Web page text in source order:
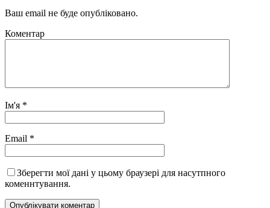
Ваш email не буде опубліковано.
Коментар
Ім'я *
Email *
Зберегти мої дані у цьому браузері для насутпного
коменнтування.